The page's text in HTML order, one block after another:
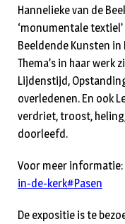
Hannelieke van de
‘monumentale
Beeldende Kunsten in
Thema’s in haar werk
Lijdenstijd,
overledenen. En ook
verdriet, troost,
doorleefd.
Voor meer informatie:
in-de-kerk#Pasen
De expositie is te